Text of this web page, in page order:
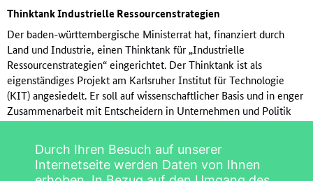
Thinktank Industrielle Ressourcenstrategien
Der baden-württembergische Ministerrat hat, finanziert durch
Land und Industrie, einen Thinktank für „Industrielle
Ressourcenstrategien“ eingerichtet. Der Thinktank ist als
eigenständiges Projekt am Karlsruher Institut für Technologie
(KIT) angesiedelt. Er soll auf wissenschaftlicher Basis und in enger
Zusammenarbeit mit Entscheidern in Unternehmen und Politik
praktische und innovative Lösungen, Strategien und
Handlungsempfehlungen entwickeln. Dass er von Industrie und
Politik gleichermaßen getragen wird, verleiht ihm die Freiheit,
neue Wege zu gehen und weit über Erwartbares hinauszudenken.
Durch Ihren Besuch auf unserer
Internetseite werden Daten von Ihnen